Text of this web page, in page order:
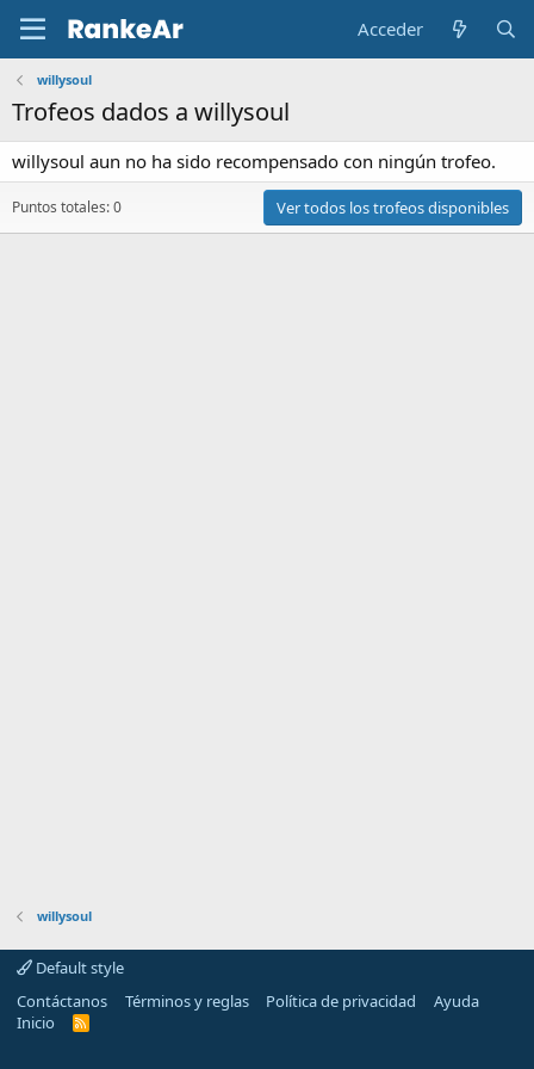
Acceder
willysoul
Trofeos dados a willysoul
willysoul aun no ha sido recompensado con ningún trofeo.
Puntos totales: 0 Ver todos los trofeos disponibles
willysoul
Default style
Contáctanos
Términos y reglas Política de privacidad
Ayuda
Inicio
R